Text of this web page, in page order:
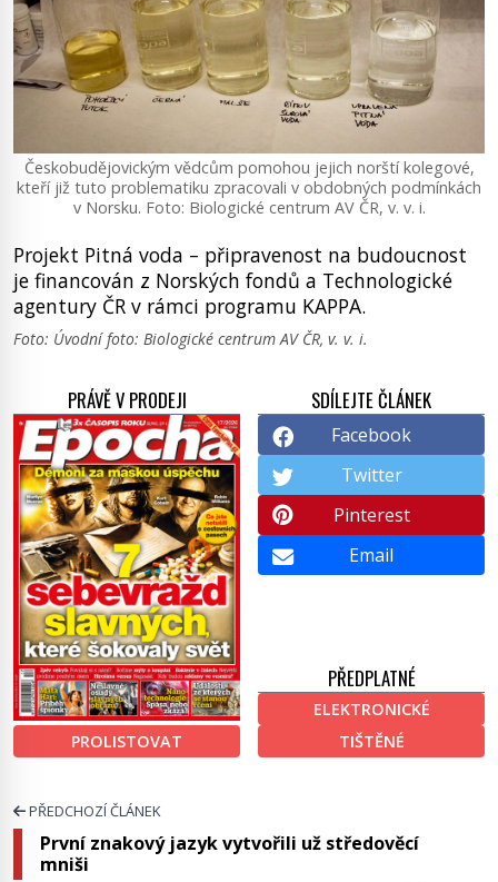
Českobudějovickým vědcům pomohou jejich norští kolegové,
kteří již tuto problematiku zpracovali v obdobných podmínkách
v Norsku. Foto: Biologické centrum AV ČR, v. v. i.
Projekt Pitná voda – připravenost na budoucnost
je financován z Norských fondů a Technologické
agentury ČR v rámci programu KAPPA.
Foto: Úvodní foto: Biologické centrum AV ČR, v. v. i.
PRÁVĚ V PRODEJI
PROLISTOVAT
SDÍLEJTE ČLÁNEK
Facebook
Twitter
Pinterest
Email
PŘEDPLATNÉ
ELEKTRONICKÉ
TIŠTĚNÉ
PŘEDCHOZÍ ČLÁNEK
První znakový jazyk vytvořili už středověcí
mniši